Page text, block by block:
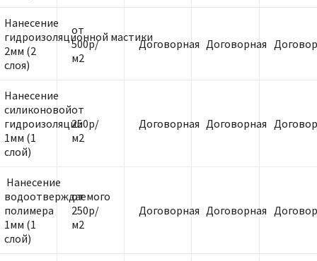
Нанесение
гидроизоляционной мастики
2мм (2
слоя)
от
500р/
м2
Договорная Договорная
Нанесение
силиконовой
гидроизоляции
1мм (1
слой)
от
250р/
м2
Договорная Договорная
Нанесение
водоотверждаемого
полимера
1мм (1
слой)
от
250р/
м2
Договорная Договорная